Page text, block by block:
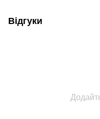
Відгуки